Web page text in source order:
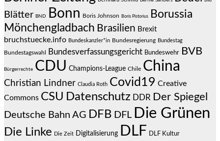
Blätter BND Bonn Boris Johnson Boris Pistorius
Borussia
Mönchengladbach Brasilien Brexit
bruchstuecke.info Bundeskanzler*in Bundesregierung Bundestag
Bundestagswahl Bundesverfassungsgericht Bundeswehr BVB
Bürgerrechte CDU Champions-League Chile China
Christian Lindner Claudia Roth Covid19 Creative
Commons CSU Datenschutz DDR Der Spiegel
Deutsche Bahn AG DFB DFL Die Grünen
Die Linke Die Zeit Digitalisierung DLF DLF Kultur